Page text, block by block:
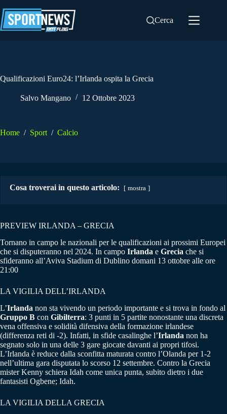
al
contenuto
Cerca
Qualificazioni Euro24: l’Irlanda ospita la Grecia
Salvo Mangano 12 Ottobre 2023
Home / Sport / Calcio
Cosa troverai in questo articolo: mostra
PREVIEW IRLANDA – GRECIA
Tornano in campo le nazionali per le qualificazioni ai prossimi Europei
che si disputeranno nel 2024. In campo Irlanda e Grecia che si
sfideranno all’Aviva Stadium di Dublino domani 13 ottobre alle ore
21:00
LA VIGILIA DELL’IRLANDA
L’Irlanda non sta vivendo un periodo importante e si trova in fondo al
Gruppo B con Gibilterra: 3 punti in 5 partite nonostante una discreta
vena offensiva e solidità difensiva della formazione irlandese
(differenza reti di -2). Infatti, in sfide casalinghe l’Irlanda non ha
segnato solo in una delle 3 gare giocate davanti ai propri tifosi.
L’Irlanda è reduce dalla sconfitta maturata contro l’Olanda per 1-2
nell’ultima gara disputata lo scorso 12 settembre. Contro la Grecia
mister Kenny schiera Idah come unica punta, subito dietro i due
fantasisti Ogbene; Idah.
LA VIGILIA DELLA GRECIA